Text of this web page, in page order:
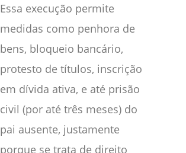
Essa execução permite
medidas como penhora de
bens, bloqueio bancário,
protesto de títulos, inscrição
em dívida ativa, e até prisão
civil (por até três meses) do
pai ausente, justamente
porque se trata de direito